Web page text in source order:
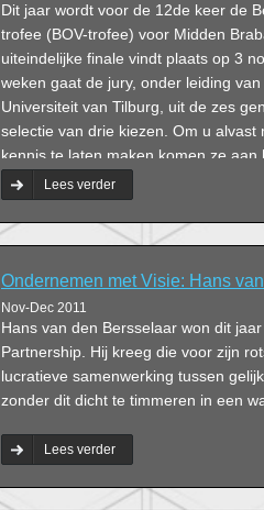
Dit jaar wordt voor de 12de keer de
trofee (BOV-trofee) voor Midden
uiteindelijke finale vindt plaats op 3
weken gaat de jury, onder leiding
Universiteit van Tilburg, uit de zes
selectie van drie kiezen. Om u alvast
kennis te laten maken komen ze aan
rubriek ‘Ondernemen met Visie’.
Lees verder
Ondernemen met Visie: Hans
Nov-Dec 2011
Hans van den Bersselaar won dit
Partnership. Hij kreeg die voor zijn
lucratieve samenwerking tussen
zonder dit dicht te timmeren in een
Lees verder